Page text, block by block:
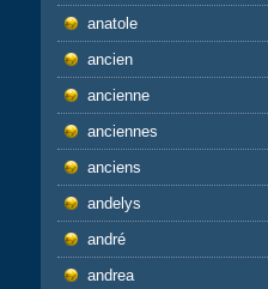
anatole
ancien
ancienne
anciennes
anciens
andelys
andré
andrea